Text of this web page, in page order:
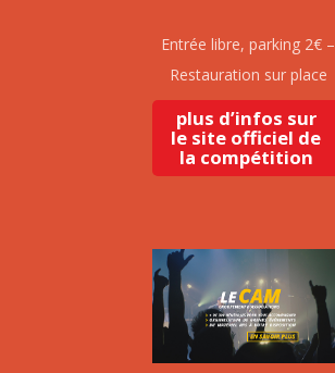
Entrée libre, parking 2€ –
Restauration sur place
plus d’infos sur
le site officiel de
la compétition